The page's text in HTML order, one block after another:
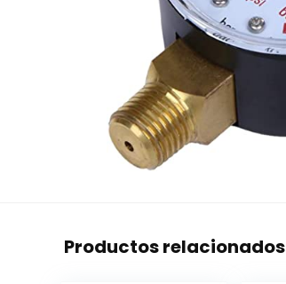
Productos relacionados